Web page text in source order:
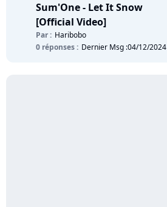
Sum'One - Let It Snow
[Official Video]
Par : Haribobo
0 réponses : Dernier Msg :04/12/2024